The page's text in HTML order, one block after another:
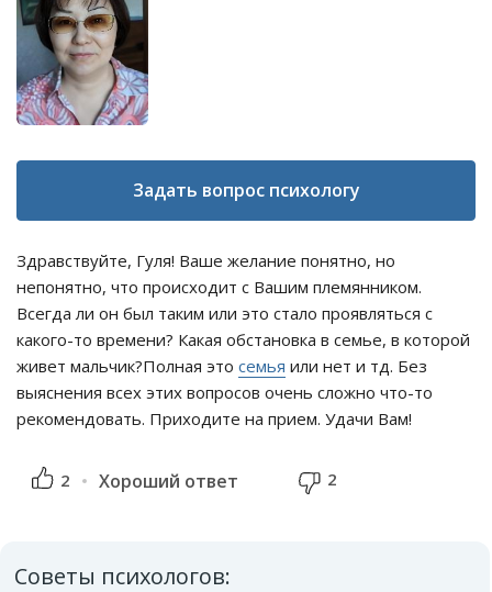
Задать вопрос психологу
Здравствуйте, Гуля! Ваше желание понятно, но
непонятно, что происходит с Вашим племянником.
Всегда ли он был таким или это стало проявляться с
какого-то времени? Какая обстановка в семье, в которой
живет мальчик?Полная это семья или нет и тд. Без
выяснения всех этих вопросов очень сложно что-то
рекомендовать. Приходите на прием. Удачи Вам!
2 Хороший ответ 2
Советы психологов: